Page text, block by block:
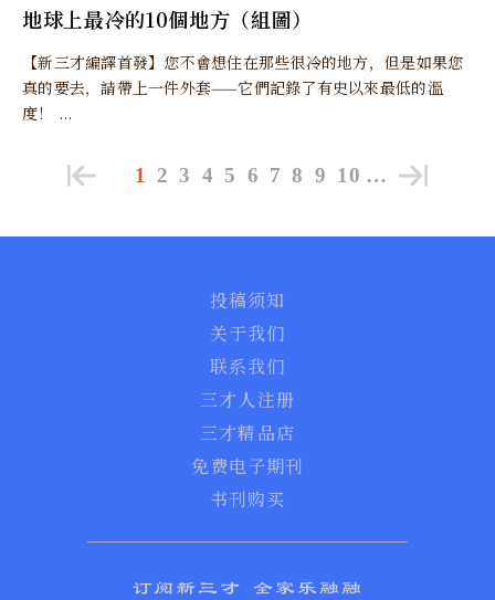
地球上最冷的10個地方（組圖）
【新三才編譯首發】您不會想住在那些很冷的地方，但是如果您
真的要去，請帶上一件外套——它們記錄了有史以來最低的溫
度！ ...
1 2 3 4 5 6 7 8 9 10 …
投稿须知
关于我们
联系我们
三才人注册
三才精品店
免费电子期刊
书刊购买
订阅新三才 全家乐融融